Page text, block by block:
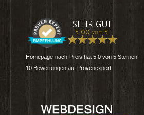
Homepage-nach-Preis hat 5.0 von 5 Sternen
10 Bewertungen auf Provenexpert